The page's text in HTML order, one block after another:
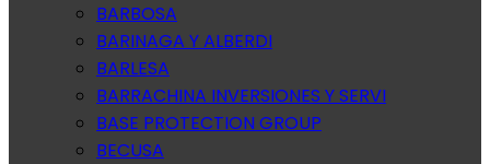
BARBOSA
BARINAGA Y ALBERDI
BARLESA
BARRACHINA INVERSIONES Y SERVI
BASE PROTECTION GROUP
BECUSA